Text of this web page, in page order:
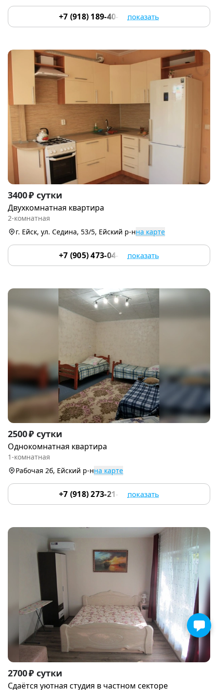
+7 (918) 189-40-06 показать
Item
1
of
3400 ₽ сутки
Двухкомнатная квартира
2-комнатная
г. Ейск, ул. Седина, 53/5, Ейский р-нна карте
+7 (905) 473-04-80 показать
Item
1
of
2500 ₽ сутки
Однокомнатная квартира
1-комнатная
Рабочая 2б, Ейский р-нна карте
+7 (918) 273-21-23 показать
Item
1
2700 ₽ сутки
Сдаётся уютная студия в частном секторе